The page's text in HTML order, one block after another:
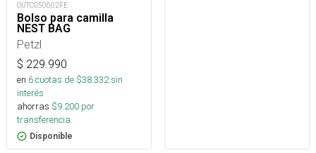
OUTC050602FE
Bolso para camilla
NEST BAG
Petzl
$ 229.990
en 6cuotas de $38.332sin
interés
ahorras $9.200 por
transferencia.
Disponible